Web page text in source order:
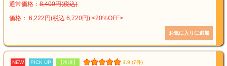
通常価格： 8,400円(税込)
価格： 6,222円(税込 6,720円) <20%OFF>
NEW PICK UP 【冷凍】 4.9 (7件)